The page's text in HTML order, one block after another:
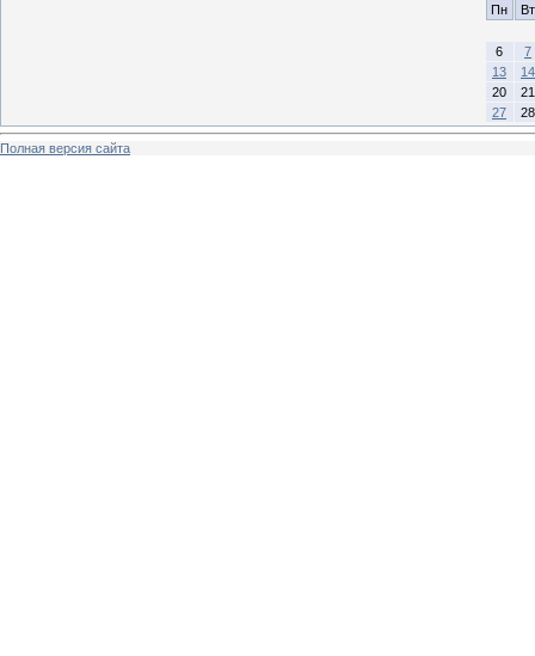
Пн
Вт
6
7
13
14
20
21
27
28
Полная версия сайта